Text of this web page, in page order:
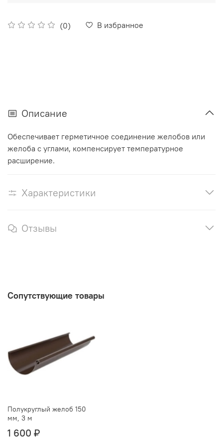
(0) В избранное
Описание
Обеспечивает герметичное соединение желобов или
желоба с углами, компенсирует температурное
расширение.
Характеристики
Отзывы
Сопутствующие товары
Полукруглый желоб 150
мм, 3 м
1 600 ₽